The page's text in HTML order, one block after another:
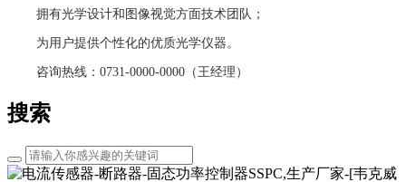
拥有光学设计和图像视觉方面技术团队；
为用户提供个性化的优质光学仪器。
咨询热线：0731-0000-0000（王经理）
搜索